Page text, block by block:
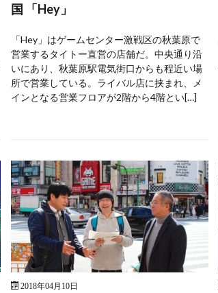
国 「Hey」
「Hey」はゲームセンター激戦区の秋葉原で
営業するタイトー直営の店舗だ。中央通り沿
いにあり、秋葉原駅電気街口からも程近い場
所で営業している。ライバル店に挟まれ、メ
インとなる営業フロアが2階から4階とい[…]
2018年04月10日